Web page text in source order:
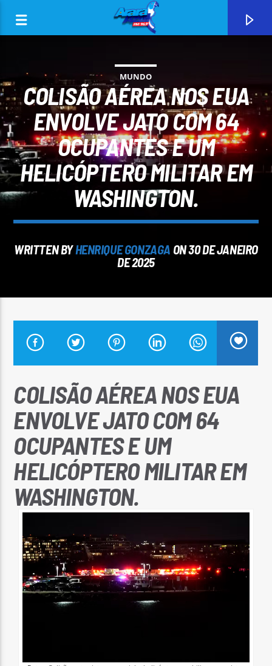
0:00
ARARA AZUL FM 96,9
MUNDO
COLISÃO AÉREA NOS EUA
ENVOLVE JATO COM 64
OCUPANTES E UM
HELICÓPTERO MILITAR EM
WASHINGTON.
WRITTEN BYHENRIQUE GONZAGA ON 30 DE JANEIRO
DE 2025
COLISÃO AÉREA NOS EUA
ENVOLVE JATO COM 64
OCUPANTES E UM
HELICÓPTERO MILITAR EM
WASHINGTON.